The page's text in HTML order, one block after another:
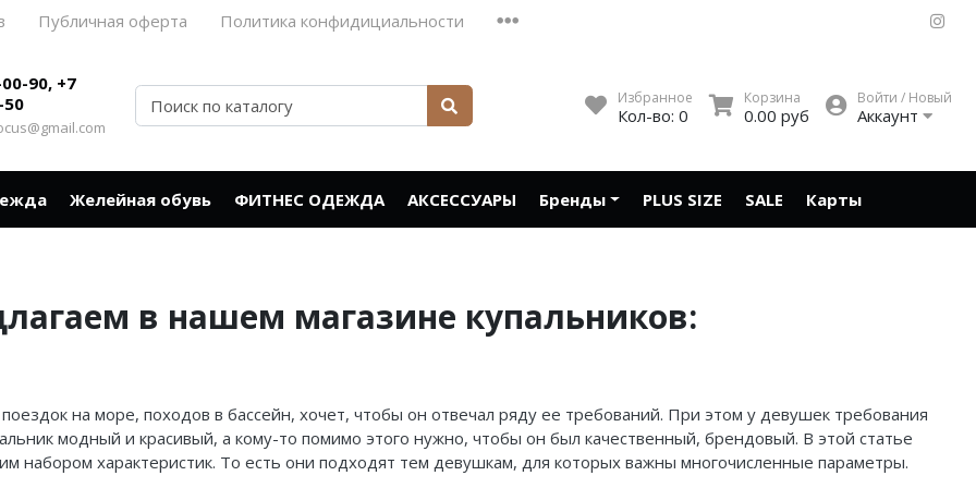
Публичная оферта Политика конфидициальности
90, +7
50
Избранное
Кол-во: 0
Корзина
0.00 руб
Войти / Новый
Аккаунт
Желейная обувь ФИТНЕС ОДЕЖДА АКСЕССУАРЫ Бренды PLUS SIZE SALE Карты
в нашем магазине купальников:
на море, походов в бассейн, хочет, чтобы он отвечал ряду ее требований. При этом у девушек требования
модный и красивый, а кому-то помимо этого нужно, чтобы он был качественный, брендовый. В этой статье
набором характеристик. То есть они подходят тем девушкам, для которых важны многочисленные параметры.